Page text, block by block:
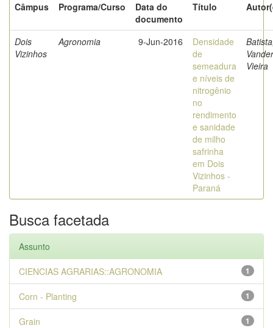
Câmpus
Programa/Curso
Data do
documento
Título
Dois
Vizinhos
Agronomia 9-Jun-2016
Densidade
de
semeadura
e níveis de
nitrogênio
no
rendimento
e sanidade
de milho
safrinha
em Dois
Vizinhos -
Paraná
Vieira
Busca facetada
Assunto
1
CIENCIAS AGRARIAS::AGRONOMIA
1
Corn - Planting
1
Grain